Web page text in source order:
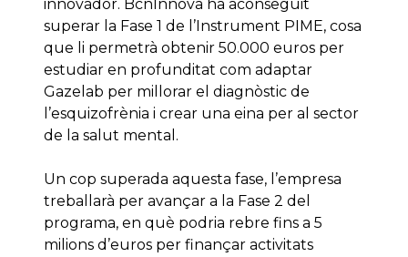
innovador. BcnInnova ha aconseguit
superar la Fase 1 de l’Instrument PIME, cosa
que li permetrà obtenir 50.000 euros per
estudiar en profunditat com adaptar
Gazelab per millorar el diagnòstic de
l’esquizofrènia i crear una eina per al sector
de la salut mental.
Un cop superada aquesta fase, l’empresa
treballarà per avançar a la Fase 2 del
programa, en què podria rebre fins a 5
milions d’euros per finançar activitats